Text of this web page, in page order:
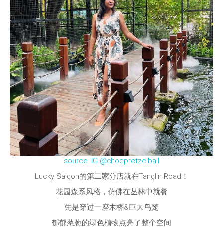
source: IG @chocpretzelball
Lucky Saigon的第二家分店就在Tanglin Road！
花园森系风格，仿佛在丛林中就餐
先是穿过一座木桥&巨大鸟笼
郁郁葱葱的绿色植物点亮了整个空间